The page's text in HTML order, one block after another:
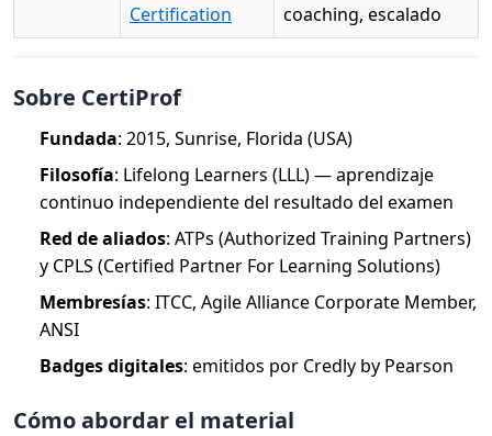
Certification
coaching, escalado
Sobre CertiProf
Fundada: 2015, Sunrise, Florida (USA)
Filosofía: Lifelong Learners (LLL) — aprendizaje
continuo independiente del resultado del examen
Red de aliados: ATPs (Authorized Training Partners)
y CPLS (Certified Partner For Learning Solutions)
Membresías: ITCC, Agile Alliance Corporate Member,
ANSI
Badges digitales: emitidos por Credly by Pearson
Cómo abordar el material